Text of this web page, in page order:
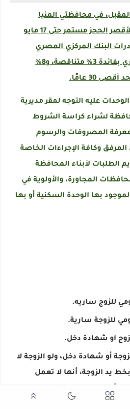
يوم 1 مايو المقبل، في محافظتي المنيا
وأسيوط، أما محافظة الأقصر الحجز مستمر حتى 17 مايو
البنك المركزي المصري
المتنوعة للتمويل العقاري بفائدة 3% متناقصة، و8%
30 عامًا.
عليه التوجه لمقر مديرية
لشراء كراسة الشروط
المصروفات والرسوم
المرفق وكافة الإجراءات الخاصة
الطلبات لأبناء المحافظة
المجاورة، والأولوية في
بها الوحدة السكنية أو بها
أو شهادة دخل، ولو الزوجة لا
يد الزوجة، أنها لا تعمل